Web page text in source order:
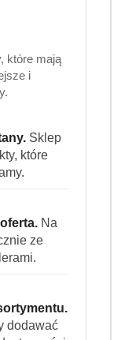
które mają
i
Sklep
które
Na
ze
dodawać